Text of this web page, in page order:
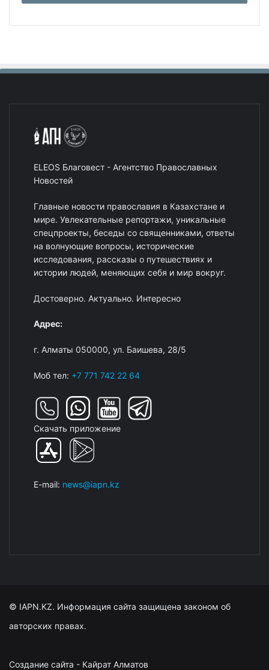
ELEOS Благовест - Агентство Православных
Новостей
Главные новости православия в Казахстане и
мире. Увлекательные репортажи, уникальные
спецпроекты, беседы со священниками, ответы
на волнующие вопросы, исторические
исследования, рассказы о путешествиях и
истории людей, меняющих себя и мир вокруг.
Достоверно. Актуально. Интересно
Адрес:
г. Алматы 050000, ул. Баишева, 28/5
Моб тел: +7 771 742 22 64
Скачать приложение
E-mail: news@iapn.kz
© IAPN.KZ. Информация сайта защищена законом об
авторских правах.
Создание сайта - Кайрат Алматов